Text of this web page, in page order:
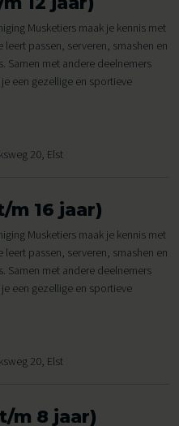
Musketiers maak je kennis met
passen, serveren, smashen en
Samen met andere deelnemers
een gezellige en sportieve
20, Elst
m 16 jaar)
Musketiers maak je kennis met
passen, serveren, smashen en
Samen met andere deelnemers
een gezellige en sportieve
20, Elst
m 8 jaar)